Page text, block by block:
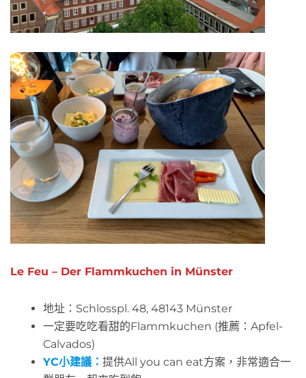
Le Feu – Der Flammkuchen in Münster
地址：Schlosspl. 48, 48143 Münster
一定要吃吃看甜的Flammkuchen (推薦：Apfel-
Calvados)
YC小建議： 提供All you can eat方案，非常適合一